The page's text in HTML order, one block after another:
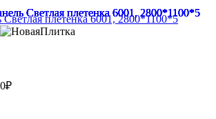
Светлая плетенка 6001, 2800*1100*5
₽